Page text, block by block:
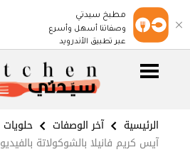
الرئيسية آخر الوصفات حلويات
آيس كريم فانيلا بالشوكولاتة بالفيديو
مطبخ سيدتي
وصفاتنا أسهل وأسرع
عبر تطبيق الأندرويد